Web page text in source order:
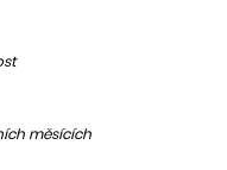
měsících